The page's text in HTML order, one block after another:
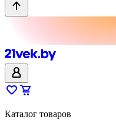
Каталог товаров